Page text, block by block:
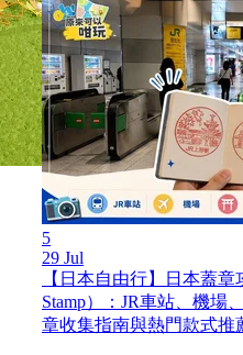
5
29 Jul
【日本自由行】日本蓋章
Stamp）：JR車站、機場
章收集指南與熱門款式推